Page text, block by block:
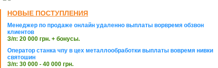
НОВЫЕ ПОСТУПЛЕНИЯ
Менеджер по продаже онлайн удаленно выплаты ворвремя обзвон
клиентов
З/п: 20 000 грн. + бонусы.
Оператор станка чпу в цех металлообработки выплаты вовремя нивки
святошин
З/п: 30 000 - 40 000 грн.